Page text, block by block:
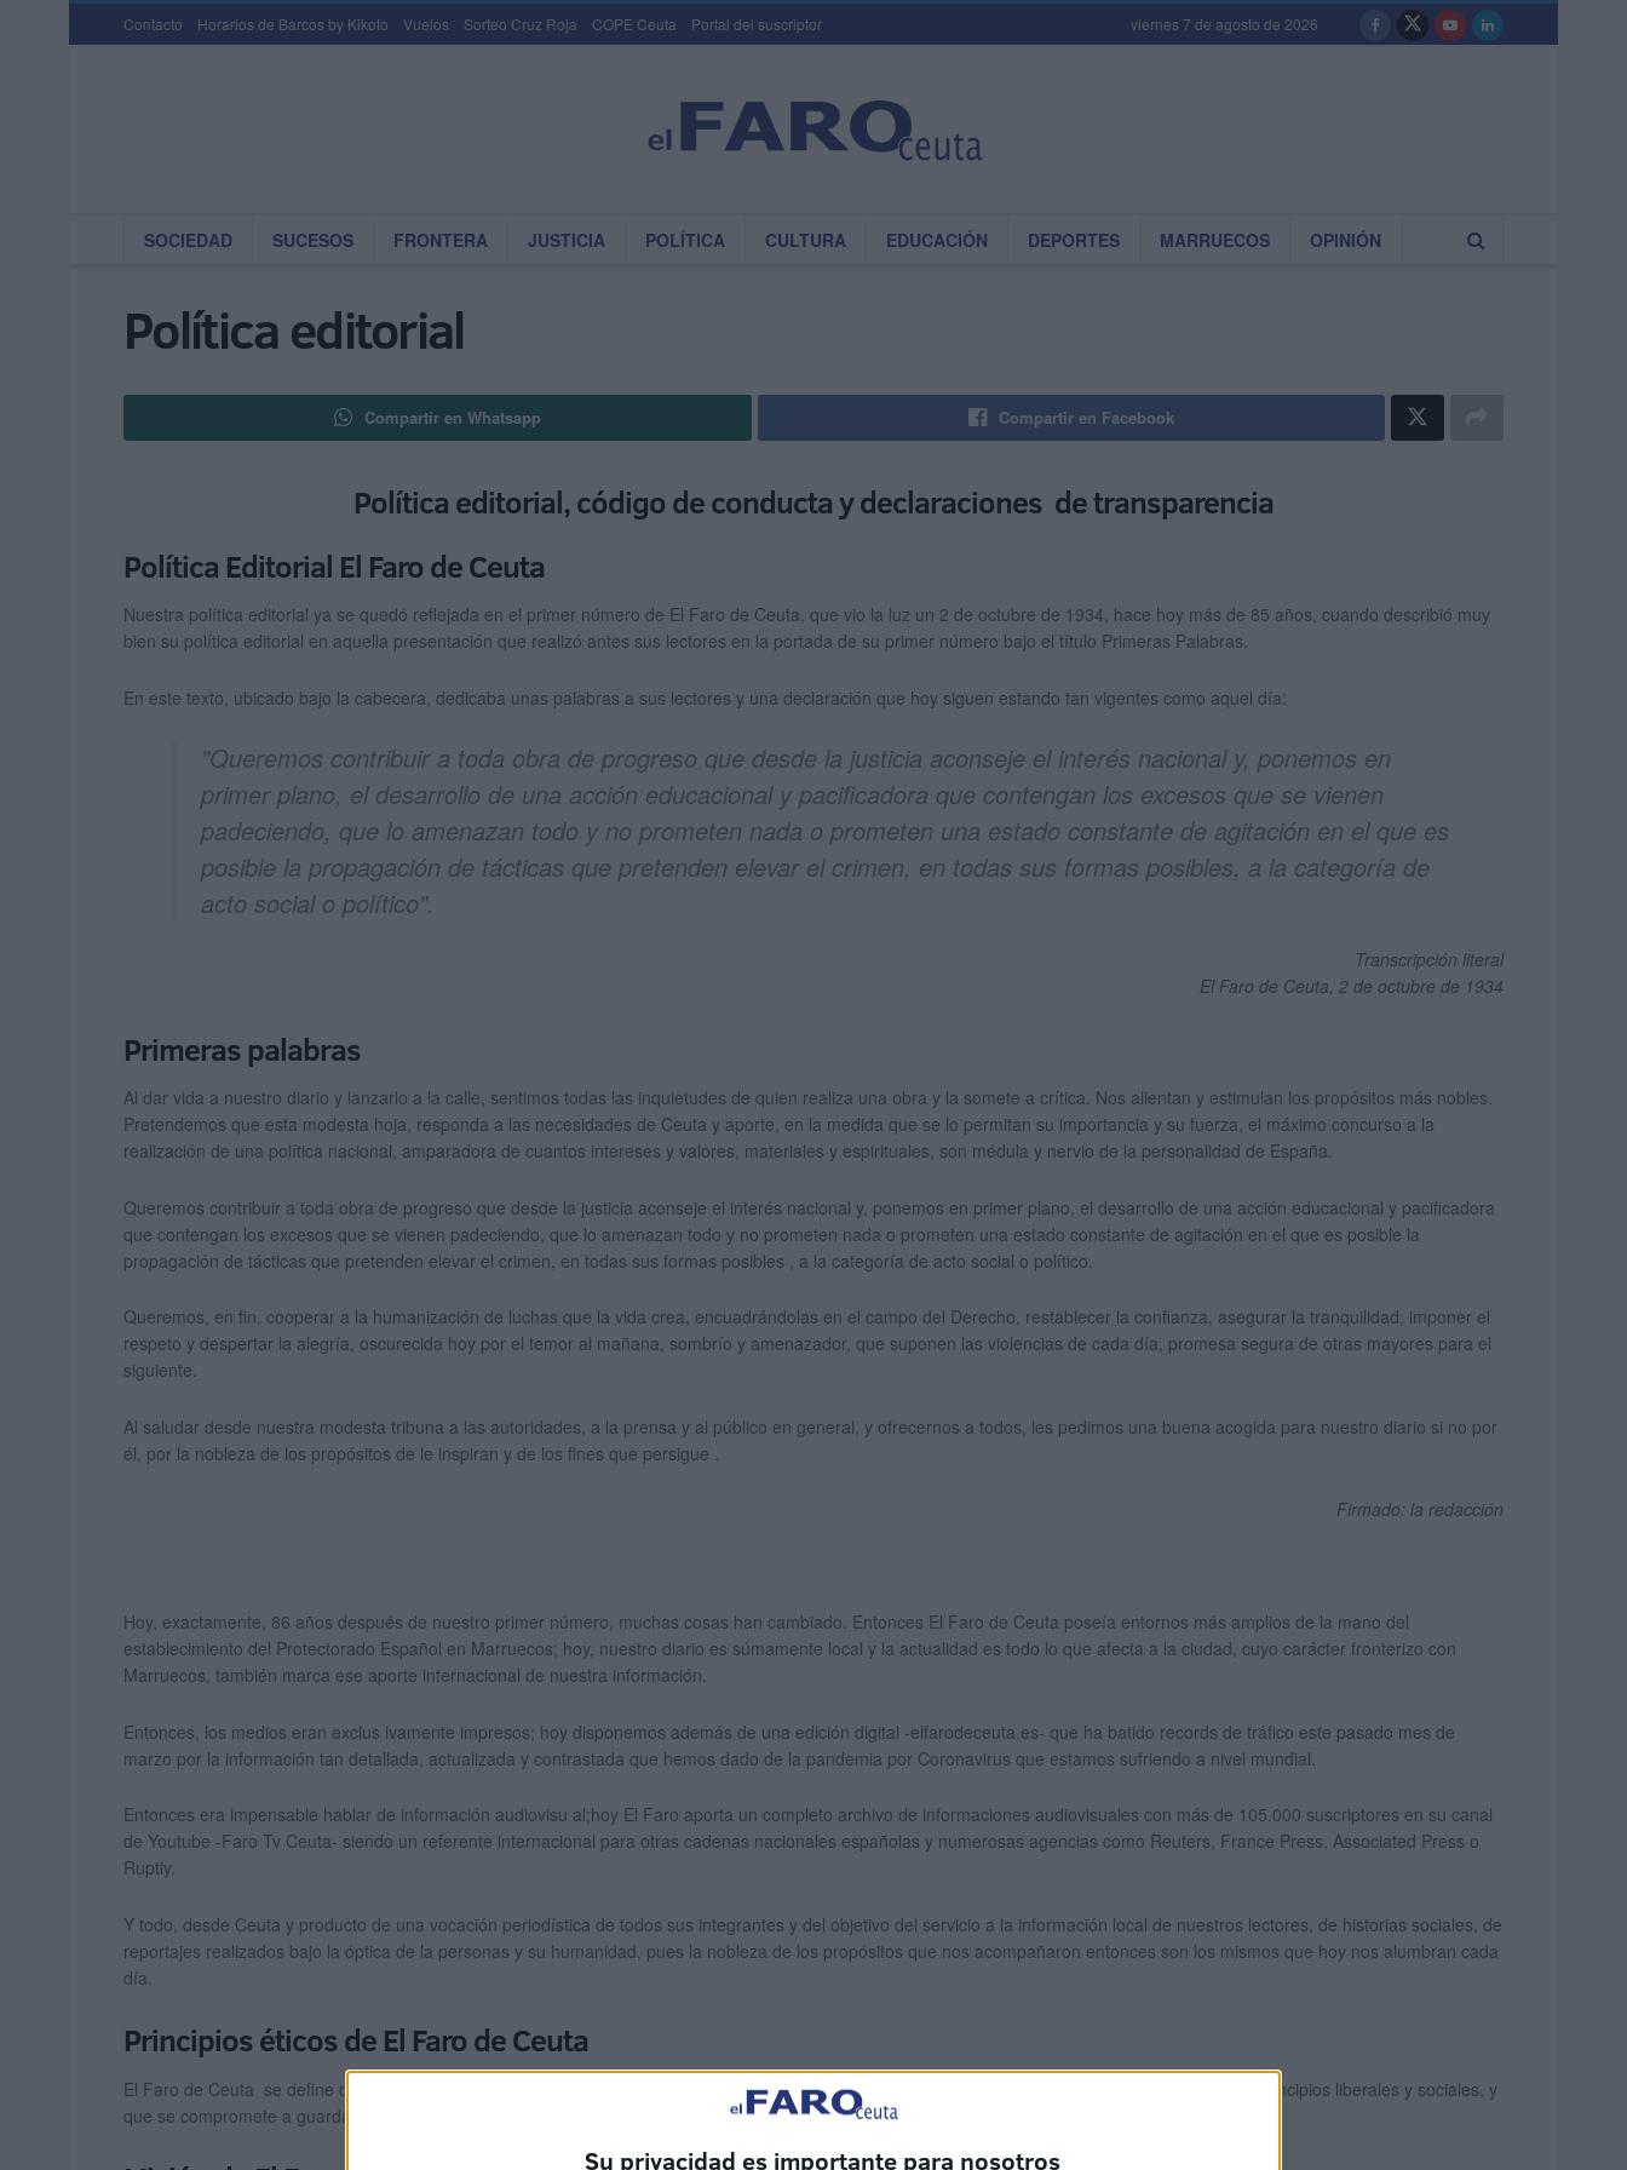
Su privacidad es importante para nosotros
Contacto Horarios de Barcos by Kikoto Vuelos Sorteo Cruz Roja COPE Ceuta Portal del suscriptor viernes 7 de agosto de 2026
SOCIEDAD SUCESOS FRONTERA JUSTICIA POLÍTICA CULTURA EDUCACIÓN DEPORTES MARRUECOS OPINIÓN
Política editorial
Compartir en Whatsapp Compartir en Facebook
Política editorial, código de conducta y declaraciones de transparencia
Política Editorial El Faro de Ceuta
Nuestra política editorial ya se quedó reflejada en el primer número de El Faro de Ceuta, que vio la luz un 2 de octubre de 1934, hace hoy más de 85 años, cuando describió muy
bien su política editorial en aquella presentación que realizó antes sus lectores en la portada de su primer número bajo el título Primeras Palabras.
En este texto, ubicado bajo la cabecera, dedicaba unas palabras a sus lectores y una declaración que hoy siguen estando tan vigentes como aquel día:
"Queremos contribuir a toda obra de progreso que desde la justicia aconseje el interés nacional y, ponemos en
primer plano, el desarrollo de una acción educacional y pacificadora que contengan los excesos que se vienen
padeciendo, que lo amenazan todo y no prometen nada o prometen una estado constante de agitación en el que es
posible la propagación de tácticas que pretenden elevar el crimen, en todas sus formas posibles, a la categoría de
acto social o político".
Transcripción literal
El Faro de Ceuta, 2 de octubre de 1934
Primeras palabras
Al dar vida a nuestro diario y lanzarlo a la calle, sentimos todas las inquietudes de quien realiza una obra y la somete a crítica. Nos alientan y estimulan los propósitos más nobles.
Pretendemos que esta modesta hoja, responda a las necesidades de Ceuta y aporte, en la medida que se lo permitan su importancia y su fuerza, el máximo concurso a la
realización de una política nacional, amparadora de cuantos intereses y valores, materiales y espirituales, son médula y nervio de la personalidad de España.
Queremos contribuir a toda obra de progreso que desde la justicia aconseje el interés nacional y, ponemos en primer plano, el desarrollo de una acción educacional y pacificadora
que contengan los excesos que se vienen padeciendo, que lo amenazan todo y no prometen nada o prometen una estado constante de agitación en el que es posible la
propagación de tácticas que pretenden elevar el crimen, en todas sus formas posibles , a la categoría de acto social o político.
Queremos, en fin, cooperar a la humanización de luchas que la vida crea, encuadrándolas en el campo del Derecho, restablecer la confianza, asegurar la tranquilidad, imponer el
respeto y despertar la alegría, oscurecida hoy por el temor al mañana, sombrío y amenazador, que suponen las violencias de cada día, promesa segura de otras mayores para el
siguiente.
Al saludar desde nuestra modesta tribuna a las autoridades, a la prensa y al público en general, y ofrecernos a todos, les pedimos una buena acogida para nuestro diario si no por
él, por la nobleza de los propósitos de le inspiran y de los fines que persigue .
Firmado: la redacción
Hoy, exactamente, 86 años después de nuestro primer número, muchas cosas han cambiado. Entonces El Faro de Ceuta poseía entornos más amplios de la mano del
establecimiento del Protectorado Español en Marruecos; hoy, nuestro diario es súmamente local y la actualidad es todo lo que afecta a la ciudad, cuyo carácter fronterizo con
Marruecos, también marca ese aporte internacional de nuestra información.
Entonces, los medios eran exclus ivamente impresos; hoy disponemos además de una edición digital -elfarodeceuta.es- que ha batido records de tráfico este pasado mes de
marzo por la información tan detallada, actualizada y contrastada que hemos dado de la pandemia por Coronavirus que estamos sufriendo a nivel mundial.
Entonces era impensable hablar de información audiovisu al;hoy El Faro aporta un completo archivo de informaciones audiovisuales con más de 105.000 suscriptores en su canal
de Youtube -Faro Tv Ceuta- siendo un referente internacional para otras cadenas nacionales españolas y numerosas agencias como Reuters, France Press, Associated Press o
Ruptly.
Y todo, desde Ceuta y producto de una vocación periodística de todos sus integrantes y del objetivo del servicio a la información local de nuestros lectores, de historias sociales, de
reportajes realizados bajo la óptica de la personas y su humanidad, pues la nobleza de los propósitos que nos acompañaron entonces son los mismos que hoy nos alumbran cada
día.
Principios éticos de El Faro de Ceuta
El Faro de Ceuta se define como un medio independiente, de información general, con vocación local, defensor de la democracia plural según los principios liberales y sociales, y
que se compromete a guardar el orden democrático y legal establecido en la Constitución española.